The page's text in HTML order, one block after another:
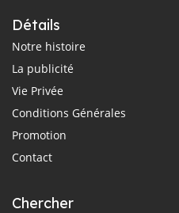
Détails
Notre histoire
La publicité
Vie Privée
Conditions Générales
Promotion
Contact
Chercher